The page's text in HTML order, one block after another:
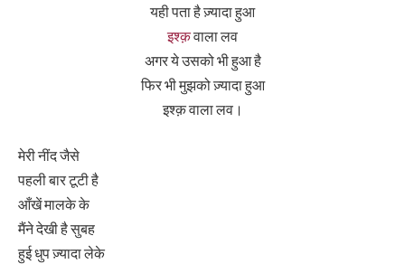
यही पता है ज़्यादा हुआ
इश्क़वाला लव
अगर ये उसको भी हुआ है
फिर भी मुझको ज़्यादा हुआ
इश्क़ वाला लव।
मेरी नींद जैसे
पहली बार टूटी है
आँखें मालके के
मैंने देखी है सुबह
हुई धुप ज़्यादा लेके